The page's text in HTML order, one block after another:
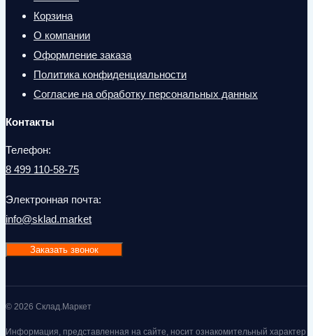
Корзина
О компании
Оформление заказа
Политика конфиденциальности
Согласие на обработку персональных данных
Контакты
Телефон:
8 499 110-58-75
Электронная почта:
info@sklad.market
Заказать звонок
© 2026 Склад.Маркет
Информация, представленная на сайте, носит ознакомительный характер